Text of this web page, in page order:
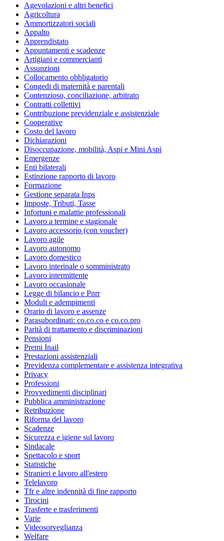
Agevolazioni e altri benefici
Agricoltura
Ammortizzatori sociali
Appalto
Apprendistato
Appuntamenti e scadenze
Artigiani e commercianti
Assunzioni
Collocamento obbligatorio
Congedi di maternità e parentali
Contenzioso, conciliazione, arbitrato
Contratti collettivi
Contribuzione previdenziale e assistenziale
Cooperative
Costo del lavoro
Dichiarazioni
Disoccupazione, mobilità, Aspi e Mini Aspi
Emergenze
Enti bilaterali
Estinzione rapporto di lavoro
Formazione
Gestione separata Inps
Imposte, Tributi, Tasse
Infortuni e malattie professionali
Lavoro a termine e stagionale
Lavoro accessorio (con voucher)
Lavoro agile
Lavoro autonomo
Lavoro domestico
Lavoro interinale o somministrato
Lavoro intermittente
Lavoro occasionale
Legge di bilancio e Pnrr
Moduli e adempimenti
Orario di lavoro e assenze
Parasubordinati: co.co.co e co.co.pro
Parità di trattamento e discriminazioni
Pensioni
Premi Inail
Prestazioni assistenziali
Previdenza complementare e assistenza integrativa
Privacy
Professioni
Provvedimenti disciplinari
Pubblica amministrazione
Retribuzione
Riforma del lavoro
Scadenze
Sicurezza e igiene sul lavoro
Sindacale
Spettacolo e sport
Statistiche
Stranieri e lavoro all'estero
Telelavoro
Tfr e altre indennità di fine rapporto
Tirocini
Trasferte e trasferimenti
Varie
Videosorveglianza
Welfare